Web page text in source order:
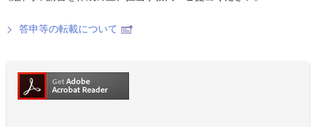
答申等の転載について